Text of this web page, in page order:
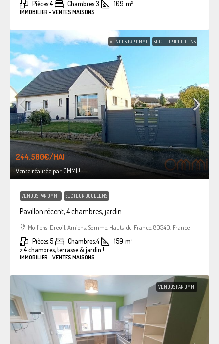
Pièces:4 Chambres:3 109 m²
IMMOBILIER - VENTES MAISONS
VENDUS PAR OMMI SECTEUR DOULLENS
244.500€/HAI
Vente réalisée par OMMI !
VENDUS PAR OMMI SECTEUR DOULLENS
Pavillon récent, 4 chambres, jardin
Molliens-Dreuil, Amiens, Somme, Hauts-de-France, 80540, France
Pièces:5 Chambres:4 159 m²
>:4 chambres, terrasse & jardin !
IMMOBILIER - VENTES MAISONS
VENDUS PAR OMMI